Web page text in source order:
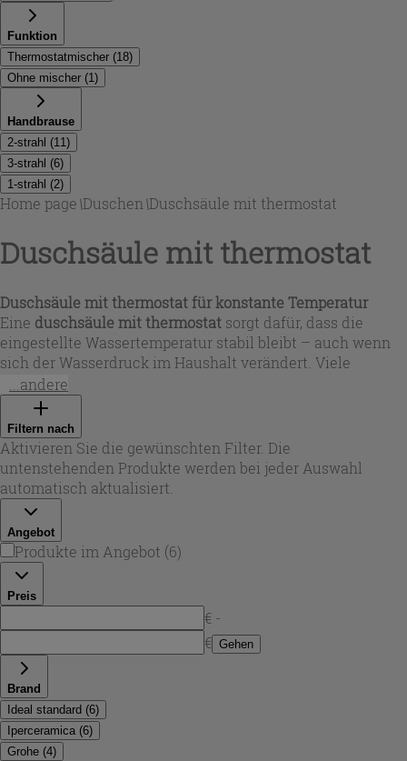
Funktion
Thermostatmischer (18)
Ohne mischer (1)
Handbrause
2-strahl (11)
3-strahl (6)
1-strahl (2)
Home page\Duschen \Duschsäule mit thermostat
Duschsäule mit thermostat
Duschsäule mit thermostat für konstante Temperatur
Eine duschsäule mit thermostat sorgt dafür, dass die
eingestellte Wassertemperatur stabil bleibt – auch wenn
sich der Wasserdruck im Haushalt verändert. Viele
Modelle verfügen über eine Sicherheitsbegrenzung bei
40 °C und bieten dadurch mehr Schutz für die ganze
Familie. In dieser Auswahl von Iperceramica finden Sie
Duschsysteme, die auf Komfort, Kontrolle und ein
sauberes Design ausgelegt sind – ideal für tägliches
Duschen ohne lästige Temperaturschwankungen.
...andere
Filtern nach
Aktivieren Sie die gewünschten Filter. Die
untenstehenden Produkte werden bei jeder Auswahl
automatisch aktualisiert.
Angebot
Produkte im Angebot (6)
Preis
€ -
€ Gehen
Brand
Ideal standard (6)
Iperceramica (6)
Grohe (4)